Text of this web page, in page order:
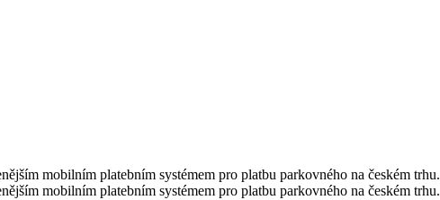
mobilním platebním systémem pro platbu parkovného na českém trhu.
mobilním platebním systémem pro platbu parkovného na českém trhu.